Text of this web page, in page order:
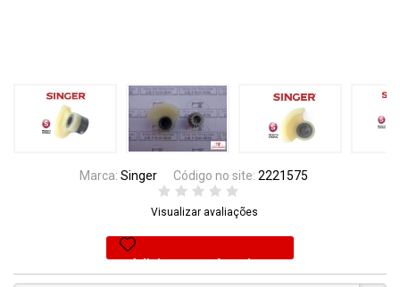
Marca: Singer Código no site: 2221575
Visualizar avaliações
Adicionar aos favoritos